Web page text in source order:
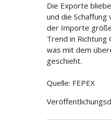
Die Exporte
und die
der Importe
Trend in
was mit dem
geschieht.
Quelle: FEPEX